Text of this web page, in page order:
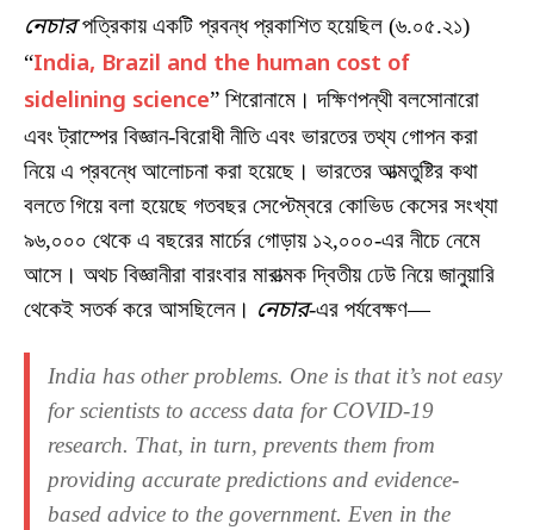
নেচারপত্রিকায় একটি প্রবন্ধ প্রকাশিত হয়েছিল (৬.০৫.২১)
“India, Brazil and the human cost of
sidelining science” শিরোনামে। দক্ষিণপন্থী বলসোনারো
এবং ট্রাম্পের বিজ্ঞান-বিরোধী নীতি এবং ভারতের তথ্য গোপন করা
নিয়ে এ প্রবন্ধে আলোচনা করা হয়েছে। ভারতের আত্মতুষ্টির কথা
বলতে গিয়ে বলা হয়েছে গতবছর সেপ্টেম্বরে কোভিড কেসের সংখ্যা
৯৬,০০০ থেকে এ বছরের মার্চের গোড়ায় ১২,০০০-এর নীচে নেমে
আসে। অথচ বিজ্ঞানীরা বারংবার মারাত্মক দ্বিতীয় ঢেউ নিয়ে জানুয়ারি
থেকেই সতর্ক করে আসছিলেন। নেচার-এর পর্যবেক্ষণ—
India has other problems. One is that it’s not easy
for scientists to access data for COVID-19
research. That, in turn, prevents them from
providing accurate predictions and evidence-
based advice to the government. Even in the